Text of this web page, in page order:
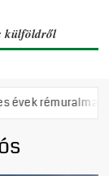
külföldről